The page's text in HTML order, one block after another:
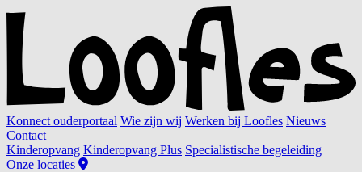
Konnect ouderportaal Wie zijn wij Werken bij Loofles Nieuws
Contact
Kinderopvang Kinderopvang Plus Specialistische begeleiding
Onze locaties